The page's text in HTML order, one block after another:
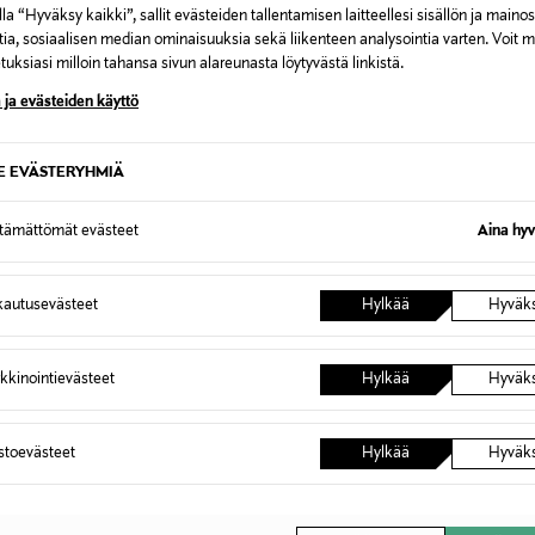
“Hyväksy kaikki”, sallit evästeiden tallentamisen laitteellesi sisällön ja
sosiaalisen median ominaisuuksia sekä liikenteen analysointia varten. Voit
milloin tahansa sivun alareunasta löytyvästä linkistä.
ja evästeiden käyttö
EVÄSTERYHMIÄ
evästeet Aina
Hylkää
Hylkää
Hylkää
Roses-sukat 2-pack
EWERS
Sukat
Original
6,95 €